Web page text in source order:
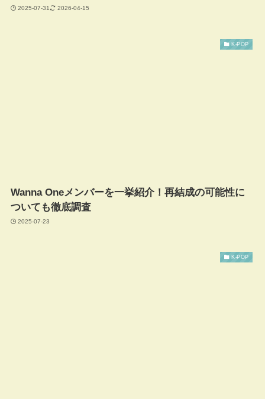
2025-07-31 2026-04-15
K-POP
Wanna Oneメンバーを一挙紹介！再結成の可能性に
ついても徹底調査
2025-07-23
K-POP